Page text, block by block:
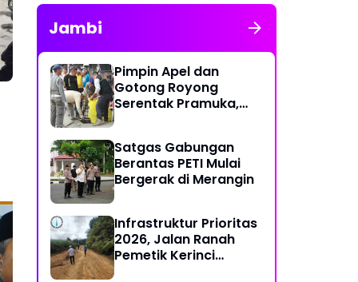
Jambi
Pimpin Apel dan
Gotong Royong
Serentak Pramuka,
Wujudkan Dasa
Darma Melalui Aksi
Nyata Peduli
Satgas Gabungan
Berantas PETI Mulai
Bergerak di Merangin
Infrastruktur Prioritas
2026, Jalan Ranah
Pemetik Kerinci